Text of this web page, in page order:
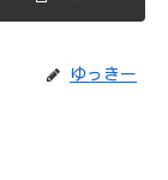
ゆっきー